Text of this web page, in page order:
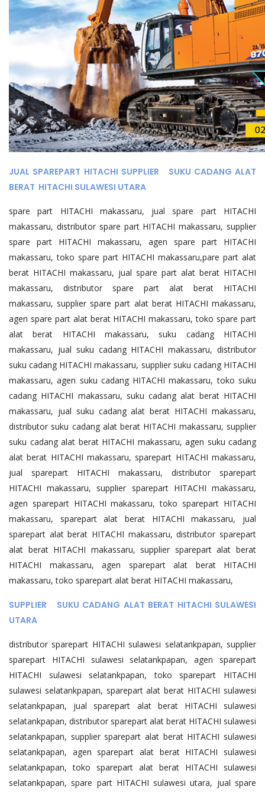
JUAL SPAREPART HITACHI SUPPLIER SUKU CADANG ALAT
BERAT HITACHI SULAWESI UTARA
spare part HITACHI makassaru, jual spare part HITACHI
makassaru, distributor spare part HITACHI makassaru, supplier
spare part HITACHI makassaru, agen spare part HITACHI
makassaru, toko spare part HITACHI makassaru,pare part alat
berat HITACHI makassaru, jual spare part alat berat HITACHI
makassaru, distributor spare part alat berat HITACHI
makassaru, supplier spare part alat berat HITACHI makassaru,
agen spare part alat berat HITACHI makassaru, toko spare part
alat berat HITACHI makassaru, suku cadang HITACHI
makassaru, jual suku cadang HITACHI makassaru, distributor
suku cadang HITACHI makassaru, supplier suku cadang HITACHI
makassaru, agen suku cadang HITACHI makassaru, toko suku
cadang HITACHI makassaru, suku cadang alat berat HITACHI
makassaru, jual suku cadang alat berat HITACHI makassaru,
distributor suku cadang alat berat HITACHI makassaru, supplier
suku cadang alat berat HITACHI makassaru, agen suku cadang
alat berat HITACHI makassaru, sparepart HITACHI makassaru,
jual sparepart HITACHI makassaru, distributor sparepart
HITACHI makassaru, supplier sparepart HITACHI makassaru,
agen sparepart HITACHI makassaru, toko sparepart HITACHI
makassaru, sparepart alat berat HITACHI makassaru, jual
sparepart alat berat HITACHI makassaru, distributor sparepart
alat berat HITACHI makassaru, supplier sparepart alat berat
HITACHI makassaru, agen sparepart alat berat HITACHI
makassaru, toko sparepart alat berat HITACHI makassaru,
SUPPLIER SUKU CADANG ALAT BERAT HITACHI SULAWESI
UTARA
distributor sparepart HITACHI sulawesi selatankpapan, supplier
sparepart HITACHI sulawesi selatankpapan, agen sparepart
HITACHI sulawesi selatankpapan, toko sparepart HITACHI
sulawesi selatankpapan, sparepart alat berat HITACHI sulawesi
selatankpapan, jual sparepart alat berat HITACHI sulawesi
selatankpapan, distributor sparepart alat berat HITACHI sulawesi
selatankpapan, supplier sparepart alat berat HITACHI sulawesi
selatankpapan, agen sparepart alat berat HITACHI sulawesi
selatankpapan, toko sparepart alat berat HITACHI sulawesi
selatankpapan, spare part HITACHI sulawesi utara, jual spare